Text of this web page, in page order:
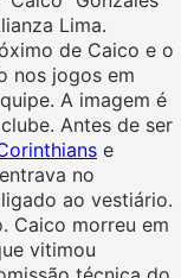
Lima.
de Caico e o
nos jogos em
A imagem é
Antes de ser
e
no
ao vestiário.
Caico morreu em
vitimou